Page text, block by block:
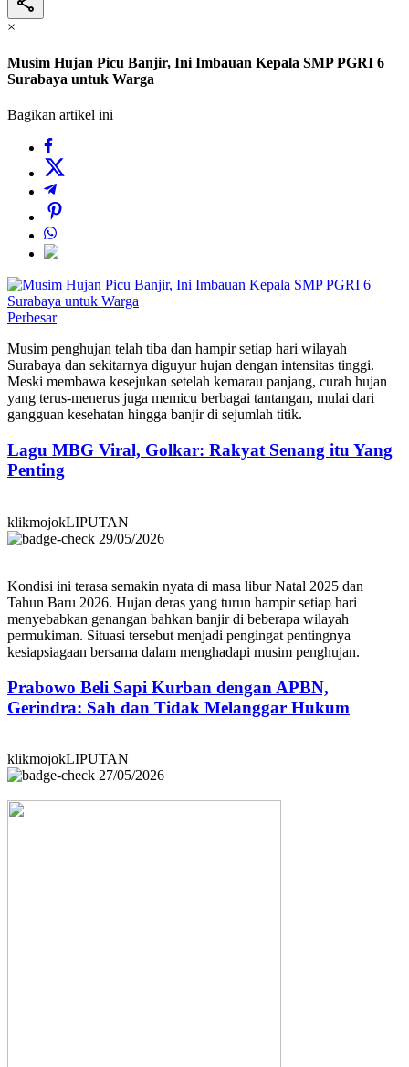
×
Musim Hujan Picu Banjir, Ini Imbauan Kepala SMP PGRI 6
Surabaya untuk Warga
Bagikan artikel ini
Perbesar
Musim penghujan telah tiba dan hampir setiap hari wilayah
Surabaya dan sekitarnya diguyur hujan dengan intensitas tinggi.
Meski membawa kesejukan setelah kemarau panjang, curah hujan
yang terus-menerus juga memicu berbagai tantangan, mulai dari
gangguan kesehatan hingga banjir di sejumlah titik.
Lagu MBG Viral, Golkar: Rakyat Senang itu Yang
Penting
klikmojokLIPUTAN
29/05/2026
Kondisi ini terasa semakin nyata di masa libur Natal 2025 dan
Tahun Baru 2026. Hujan deras yang turun hampir setiap hari
menyebabkan genangan bahkan banjir di beberapa wilayah
permukiman. Situasi tersebut menjadi pengingat pentingnya
kesiapsiagaan bersama dalam menghadapi musim penghujan.
Prabowo Beli Sapi Kurban dengan APBN,
Gerindra: Sah dan Tidak Melanggar Hukum
klikmojokLIPUTAN
27/05/2026